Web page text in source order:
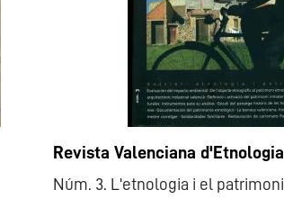
Revista Valenciana d'Etnologia
Núm. 3. L'etnologia i el patrimoni